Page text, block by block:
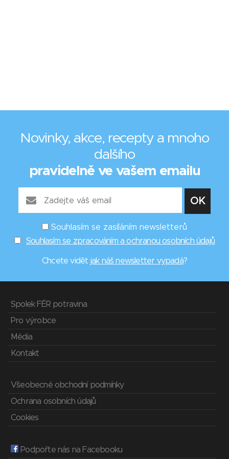
Novinky, akce, recepty a mnoho
dalšího
pravidelně ve vašem emailu
Souhlasím se zasíláním newsletterů
Souhlasím se zpracováním a ochranou osobních údajů
Chcete vidět jak náš newsletter vypadá?
Spolek FÉR potravina
Pro výrobce
Média
Kontakt
Všeobecné obchodní podmínky
Ochrana osobních údajů
Cookies
Podpořte nás na Facebooku